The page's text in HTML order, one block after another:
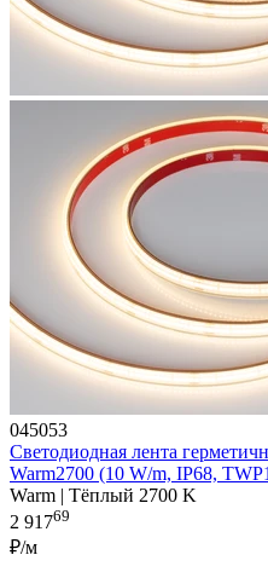
045053
Светодиодная лента
Warm2700 (10 W/m, IP68,
Warm | Тёплый 2700 K
2 91769
₽/м